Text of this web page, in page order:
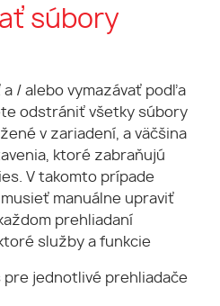
súbory
/ alebo vymazávať podľa
odstrániť všetky súbory
v zariadení, a väčšina
ktoré zabraňujú
V takomto prípade
manuálne upraviť
prehliadaní
služby a funkcie
pre jednotlivé prehliadače